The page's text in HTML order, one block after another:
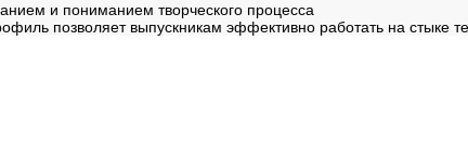
и пониманием творческого процесса
позволяет выпускникам эффективно работать на стыке